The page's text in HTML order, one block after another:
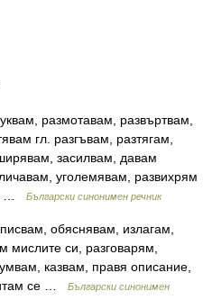
размотавам, развъртвам,
гл. разгъвам, разтягам,
засилвам, давам
уголемявам, развихрям
…
Български синонимен речник
обяснявам, излагам,
мислите си, разговарям,
казвам, правя описание,
се …
Български синонимен